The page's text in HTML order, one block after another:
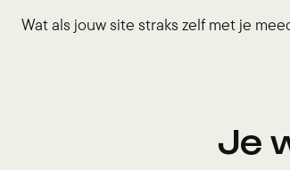
Wat als jouw site straks zelf met je
Je